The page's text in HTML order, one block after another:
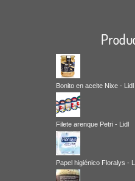
Bonito en aceite Nixe - Lidl
Filete arenque Petri - Lidl
Papel higiénico Floralys -